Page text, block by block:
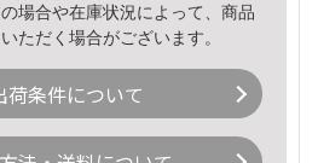
場合や在庫状況によって、商品
ただく場合がございます。
荷条件について